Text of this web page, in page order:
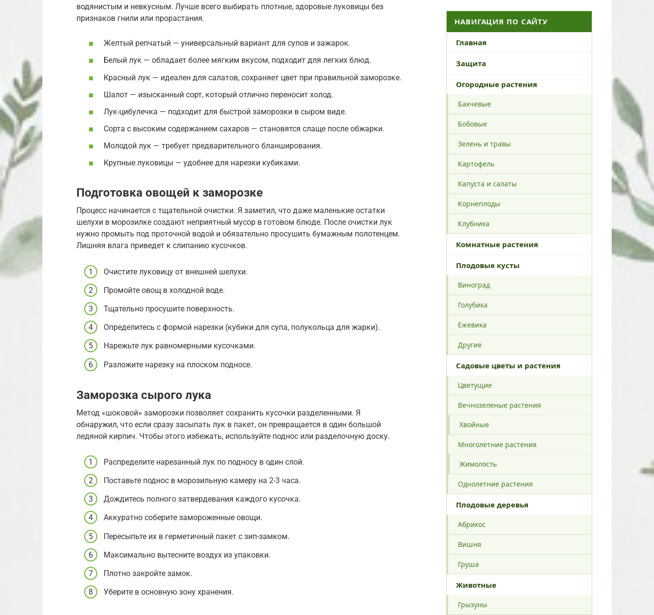
водянистым и невкусным. Лучше всего выбирать плотные, здоровые луковицы без
признаков гнили или прорастания.
Желтый репчатый — универсальный вариант для супов и зажарок.
Белый лук — обладает более мягким вкусом, подходит для легких блюд.
Красный лук — идеален для салатов, сохраняет цвет при правильной заморозке.
Шалот — изысканный сорт, который отлично переносит холод.
Лук-цибулечка — подходит для быстрой заморозки в сыром виде.
Сорта с высоким содержанием сахаров — становятся слаще после обжарки.
Молодой лук — требует предварительного бланширования.
Крупные луковицы — удобнее для нарезки кубиками.
Подготовка овощей к заморозке
Процесс начинается с тщательной очистки. Я заметил, что даже маленькие остатки
шелухи в морозилке создают неприятный мусор в готовом блюде. После очистки лук
нужно промыть под проточной водой и обязательно просушить бумажным полотенцем.
Лишняя влага приведет к слипанию кусочков.
Очистите луковицу от внешней шелухи.
Промойте овощ в холодной воде.
Тщательно просушите поверхность.
Определитесь с формой нарезки (кубики для супа, полукольца для жарки).
Нарежьте лук равномерными кусочками.
Разложите нарезку на плоском подносе.
Заморозка сырого лука
Метод «шоковой» заморозки позволяет сохранить кусочки разделенными. Я
обнаружил, что если сразу засыпать лук в пакет, он превращается в один большой
ледяной кирпич. Чтобы этого избежать, используйте поднос или разделочную доску.
Распределите нарезанный лук по подносу в один слой.
Поставьте поднос в морозильную камеру на 2-3 часа.
Дождитесь полного затвердевания каждого кусочка.
Аккуратно соберите замороженные овощи.
Пересыпьте их в герметичный пакет с зип-замком.
Максимально вытесните воздух из упаковки.
Плотно закройте замок.
Уберите в основную зону хранения.
НАВИГАЦИЯ ПО САЙТУ
Главная
Защита
Огородные растения
Бахчевые
Бобовые
Зелень и травы
Картофель
Капуста и салаты
Корнеплоды
Клубника
Комнатные растения
Плодовые кусты
Виноград
Голубика
Ежевика
Другие
Садовые цветы и растения
Цветущие
Вечнозеленые растения
Хвойные
Многолетние растения
Жимолость
Однолетние растения
Плодовые деревья
Абрикос
Вишня
Груша
Животные
Грызуны